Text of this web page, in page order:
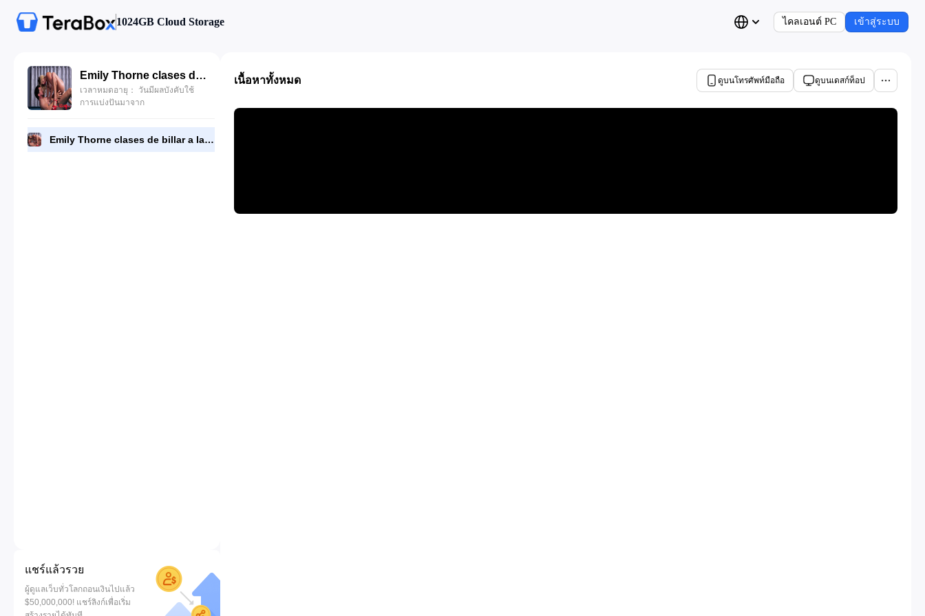
1024GB Cloud Storage ไคลเอนต์ PC เข้าสู่ระบบ
Emily Thorne clases de billar a la tetona.mp4
เวลาหมดอายุ： วันมีผลบังคับใช้
การแบ่งปันมาจาก
Emily Thorne clases de billar a la tetona.mp4
แชร์แล้วรวย
ผู้ดูแลเว็บทั่วโลกถอนเงินไปแล้ว
$50,000,000! แชร์ลิงก์เพื่อเริ่ม
เนื้อหาทั้งหมด ดูบนโทรศัพท์มือถือ ดูบนเดสก์ท็อป